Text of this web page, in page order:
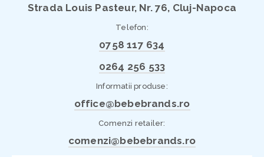
Strada Louis Pasteur, Nr. 76, Cluj-Napoca
Telefon:
0758 117 634
0264 256 533
Informatii produse:
office@bebebrands.ro
Comenzi retailer:
comenzi@bebebrands.ro